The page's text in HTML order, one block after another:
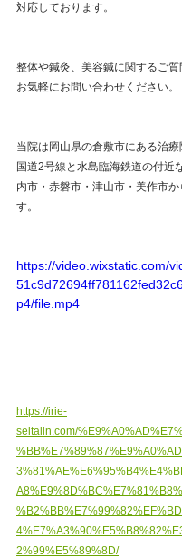
対応しております。
整体や鍼灸、美容鍼に関するご質
お気軽にお問い合わせください。
当院は岡山県の倉敷市にある治療
国道2号線と水島臨海鉄道の付近
内市・赤磐市・津山市・美作市
す。
https://video.wixstatic.com/
p4/file.mp4
https://irie-
seitaiin.com/
2%99%E5%89%8D/